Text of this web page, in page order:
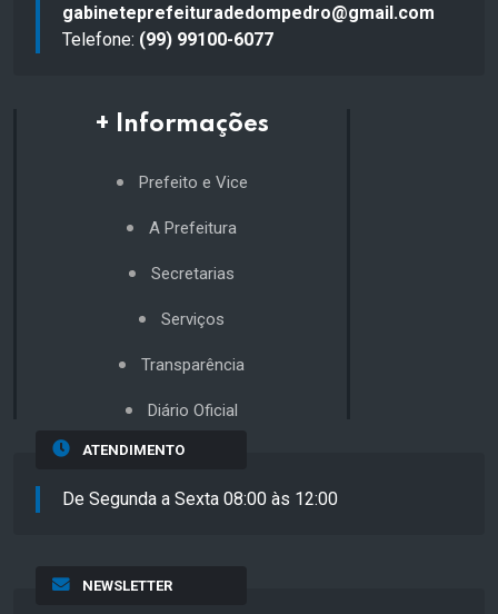
gabineteprefeituradedompedro@gmail.com
Telefone: (99) 99100-6077
+ Informações
Prefeito e Vice
A Prefeitura
Secretarias
Serviços
Transparência
Diário Oficial
ATENDIMENTO
De Segunda a Sexta 08:00 às 12:00
NEWSLETTER